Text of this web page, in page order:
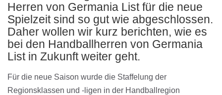
Herren von Germania List für die neue
Spielzeit sind so gut wie abgeschlossen.
Daher wollen wir kurz berichten, wie es
bei den Handballherren von Germania
List in Zukunft weiter geht.
Für die neue Saison wurde die Staffelung der
Regionsklassen und -ligen in der Handballregion